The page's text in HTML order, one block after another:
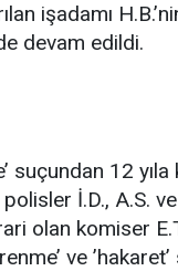
işadamı
devam edildi.
suçundan 12
İ.D., A.S.
olan komiser
ve